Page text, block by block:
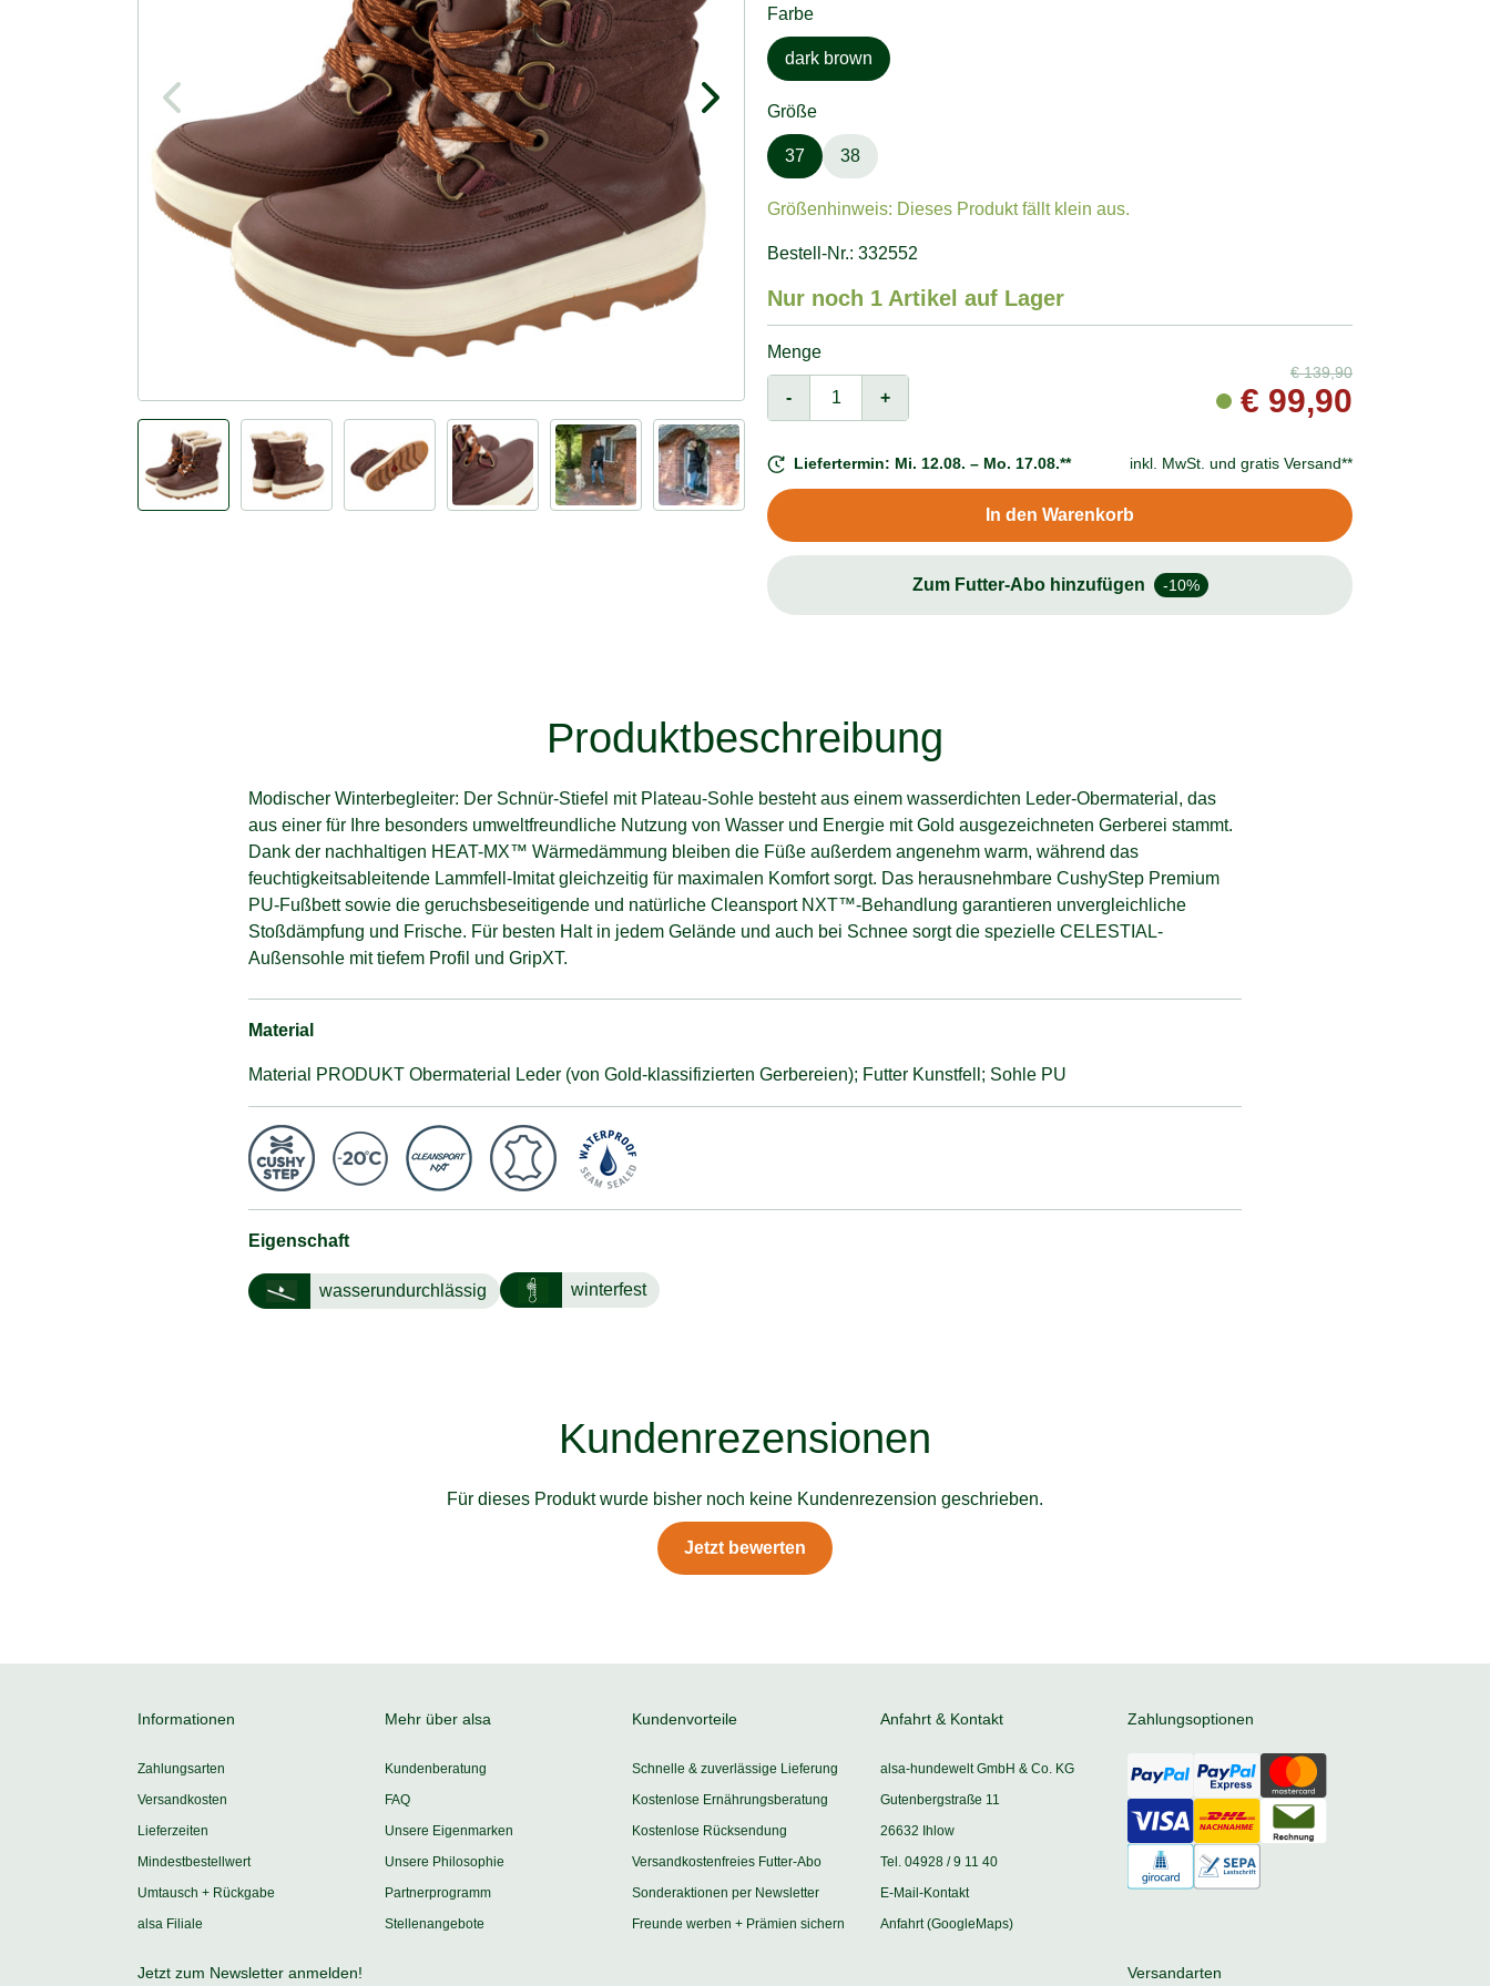
Farbe
dark brown
Größe
37 38
Größenhinweis: Dieses Produkt fällt klein aus.
Bestell-Nr.: 332552
Nur noch 1 Artikel auf Lager
Menge
- +
€139,90
€ 99,90
inkl. MwSt. und gratis Versand**
Liefertermin: Mi. 12.08. – Mo. 17.08.**
In den Warenkorb
Zum Futter-Abo hinzufügen -10%
Produktbeschreibung
Modischer Winterbegleiter: Der Schnür-Stiefel mit Plateau-Sohle besteht aus einem wasserdichten Leder-Obermaterial, das
aus einer für Ihre besonders umweltfreundliche Nutzung von Wasser und Energie mit Gold ausgezeichneten Gerberei stammt.
Dank der nachhaltigen HEAT-MX™ Wärmedämmung bleiben die Füße außerdem angenehm warm, während das
feuchtigkeitsableitende Lammfell-Imitat gleichzeitig für maximalen Komfort sorgt. Das herausnehmbare CushyStep Premium
PU-Fußbett sowie die geruchsbeseitigende und natürliche Cleansport NXT™-Behandlung garantieren unvergleichliche
Stoßdämpfung und Frische. Für besten Halt in jedem Gelände und auch bei Schnee sorgt die spezielle CELESTIAL-
Außensohle mit tiefem Profil und GripXT.
Material
Material PRODUKT Obermaterial Leder (von Gold-klassifizierten Gerbereien); Futter Kunstfell; Sohle PU
Eigenschaft
wasserundurchlässig winterfest
Kundenrezensionen
Für dieses Produkt wurde bisher noch keine Kundenrezension geschrieben.
Jetzt bewerten
Informationen
Zahlungsarten
Versandkosten
Lieferzeiten
Mindestbestellwert
Umtausch + Rückgabe
alsa Filiale
Mehr über alsa
Kundenberatung
FAQ
Unsere Eigenmarken
Unsere Philosophie
Partnerprogramm
Stellenangebote
Kundenvorteile
Schnelle & zuverlässige Lieferung
Kostenlose Ernährungsberatung
Kostenlose Rücksendung
Versandkostenfreies Futter-Abo
Sonderaktionen per Newsletter
Freunde werben + Prämien sichern
Anfahrt & Kontakt
alsa-hundewelt GmbH & Co. KG
Gutenbergstraße 11
26632 Ihlow
Tel. 04928 / 9 11 40
E-Mail-Kontakt
Anfahrt (GoogleMaps)
Zahlungsoptionen
Versandarten
Jetzt zum Newsletter anmelden!